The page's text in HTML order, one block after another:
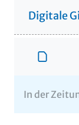
Digitale